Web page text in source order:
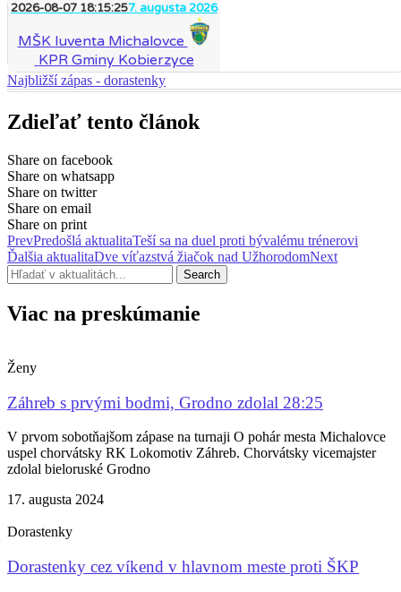
2026-08-07 18:15:257. augusta 2026
MŠK Iuventa Michalovce
KPR Gminy Kobierzyce
Najbližší zápas - dorastenky
Zdieľať tento článok
Share on facebook
Share on whatsapp
Share on twitter
Share on email
Share on print
PrevPredošlá aktualitaTeší sa na duel proti bývalému trénerovi
Ďalšia aktualitaDve víťazstvá žiačok nad UžhorodomNext
Search
Viac na preskúmanie
Ženy
Záhreb s prvými bodmi, Grodno zdolal 28:25
V prvom sobotňajšom zápase na turnaji O pohár mesta Michalovce
uspel chorvátsky RK Lokomotiv Záhreb. Chorvátsky vicemajster
zdolal bieloruské Grodno
17. augusta 2024
Dorastenky
Dorastenky cez víkend v hlavnom meste proti ŠKP